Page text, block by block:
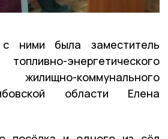
ними была заместитель
энергетического
коммунального
области Елена